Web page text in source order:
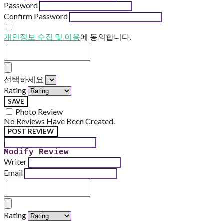
Password
Confirm Password
개인정보 수집 및 이용에 동의합니다.
선택하세요
Rating
SAVE
Photo Review
No Reviews Have Been Created.
POST REVIEW
Modify Review
Writer
Email
Rating